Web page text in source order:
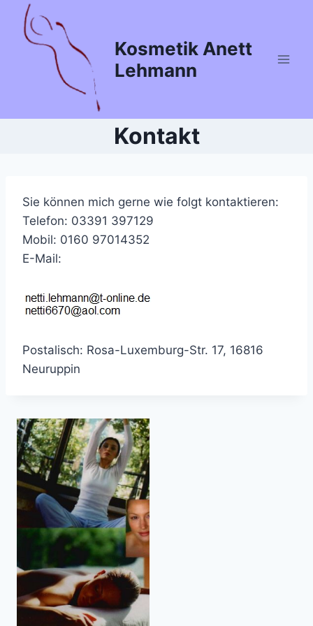
Inhalt
springen
Kosmetik Anett
Lehmann
Kontakt
Sie können mich gerne wie folgt kontaktieren:
Telefon: 03391 397129
Mobil: 0160 97014352
E-Mail:
Postalisch: Rosa-Luxemburg-Str. 17, 16816
Neuruppin